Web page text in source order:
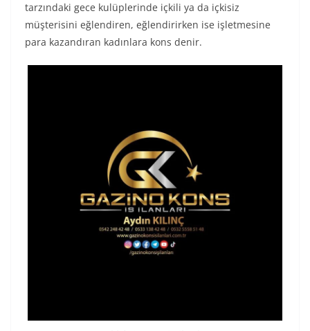
tarzındaki gece kulüplerinde içkili ya da içkisiz
müşterisini eğlendiren, eğlendirirken ise işletmesine
para kazandıran kadınlara kons denir.